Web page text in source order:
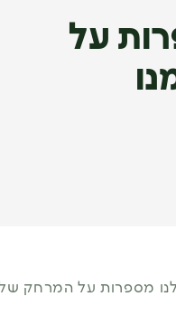
על
מספרות על המרחק